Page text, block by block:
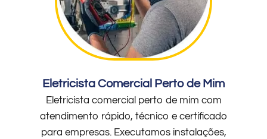
Eletricista Comercial Perto de Mim
Eletricista comercial perto de mim com
atendimento rápido, técnico e certificado
para empresas. Executamos instalações,